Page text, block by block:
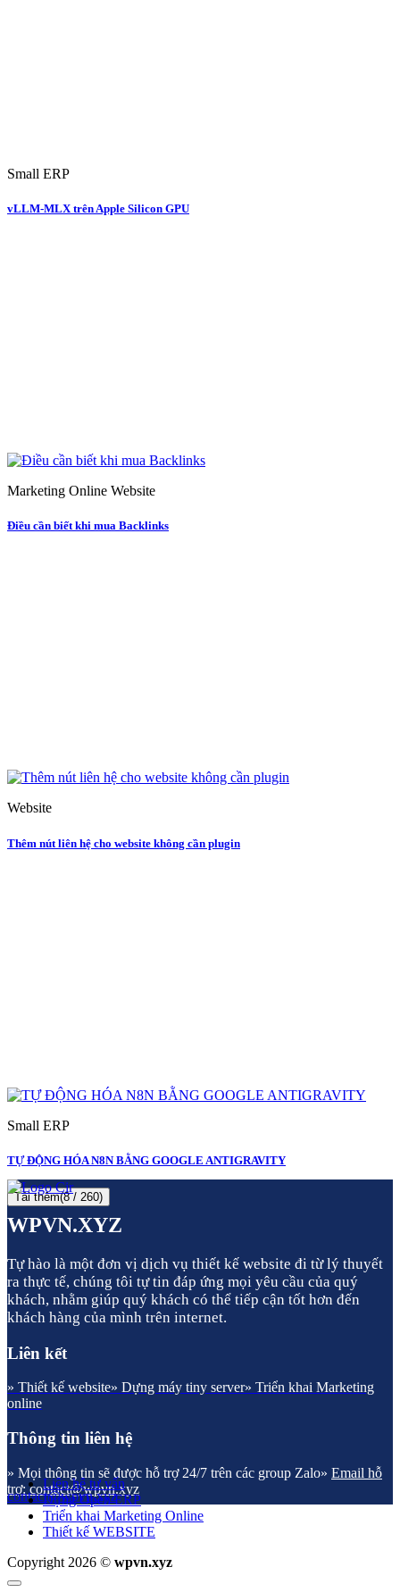
Small ERP
vLLM-MLX trên Apple Silicon GPU
Marketing Online Website
Điều cần biết khi mua Backlinks
Website
Thêm nút liên hệ cho website không cần plugin
Small ERP
TỰ ĐỘNG HÓA N8N BẰNG GOOGLE ANTIGRAVITY
Tải thêm(8/ 260)
WPVN.XYZ
Tự hào là một đơn vị dịch vụ thiết kế website đi từ lý thuyết
ra thực tế, chúng tôi tự tin đáp ứng mọi yêu cầu của quý
khách, nhằm giúp quý khách có thể tiếp cận tốt hơn đến
khách hàng của mình trên internet.
Liên kết
» Thiết kế website» Dựng máy tiny server» Triển khai Marketing
online
Thông tin liên hệ
» Mọi thông tin sẽ được hỗ trợ 24/7 trên các group Zalo» Email hỗ
trợ: contact@wpvn.xyz
contact@wpvn.xyz
Liên hệ tư vấn
Dựng Open ERP
Triển khai Marketing Online
Thiết kế WEBSITE
Copyright 2026 © wpvn.xyz